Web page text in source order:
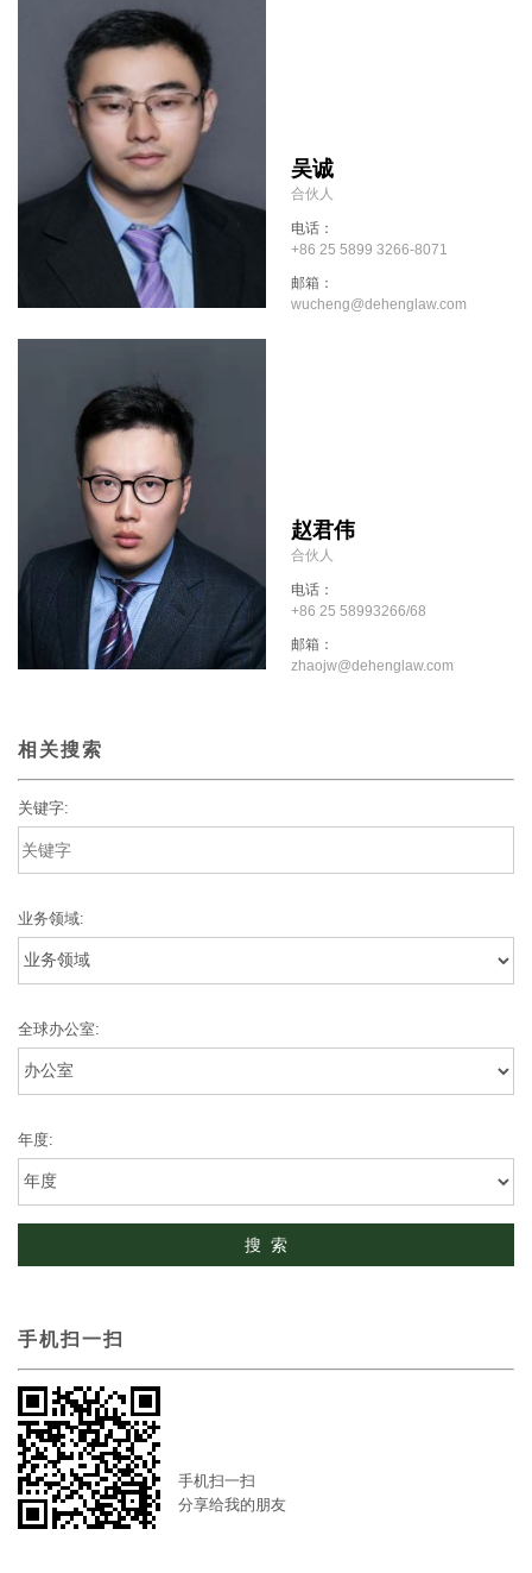
吴诚
合伙人
电话：
+86 25 5899 3266-8071
邮箱：
wucheng@dehenglaw.com
赵君伟
合伙人
电话：
+86 25 58993266/68
邮箱：
zhaojw@dehenglaw.com
相关搜索
关键字:
业务领域:
全球办公室:
年度:
手机扫一扫
手机扫一扫
分享给我的朋友